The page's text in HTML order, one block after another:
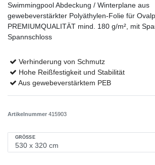
Swimmingpool Abdeckung / Winterplane aus
gewebeverstärkter Polyäthylen-Folie für
PREMIUMQUALITÄT mind. 180 g/m², mit
Spannschloss
Verhinderung von Schmutz
Hohe Reißfestigkeit und Stabilität
Aus gewebeverstärktem PEB
Artikelnummer 415903
GRÖSSE